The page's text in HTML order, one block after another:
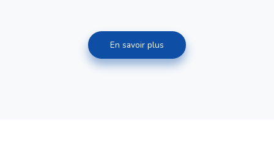
En savoir plus